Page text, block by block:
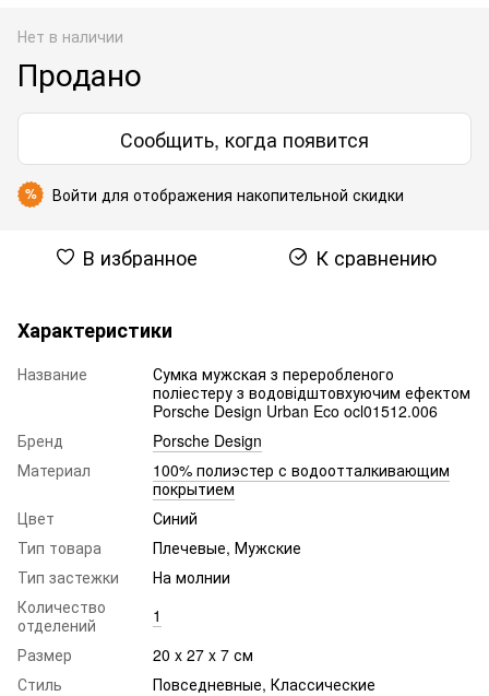
Нет в наличии
Продано
Сообщить, когда появится
% Войти для отображения накопительной скидки
В избранное К сравнению
Характеристики
Название
Сумка мужская з переробленого
поліестеру з водовідштовхуючим ефектом
Porsche Design Urban Eco ocl01512.006
Бренд
Porsche Design
Материал
100% полиэстер с водоотталкивающим
покрытием
Цвет
Синий
Тип товара
Плечевые, Мужские
Тип застежки
На молнии
Количество
отделений
1
Размер
20 x 27 x 7 см
Стиль
Повседневные, Классические